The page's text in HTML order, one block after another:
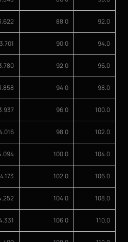
92.0
88.0
94.0
90.0
3.701
96.0
92.0
98.0
94.0
100.0
96.0
102.0
98.0
104.0
100.0
106.0
102.0
4.173
108.0
104.0
110.0
106.0